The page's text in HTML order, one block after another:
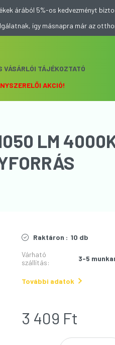
árából 5%-os kedvezményt
így másnapra már az
VÁSÁRLÓI TÁJÉKOZTATÓ
AKCIÓ!
LM
Raktáron : 10 db
Várható
szállítás: 3-5
További adatok
3 409 Ft